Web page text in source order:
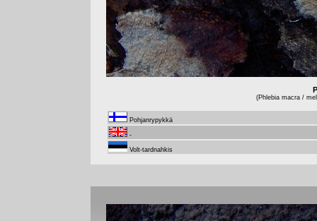
(Phlebia macra /
Pohjanrypykkä
-
Volt-tardnahkis